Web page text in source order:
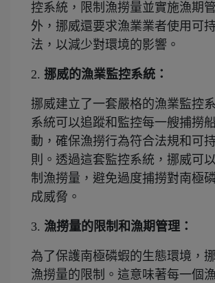
控系統，限制漁撈量並實施漁期
外，挪威還要求漁業業者使用可
法，以減少對環境的影響。
2. 挪威的漁業監控系統：
挪威建立了一套嚴格的漁業監控
系統可以追蹤和監控每一艘捕撈
動，確保漁撈行為符合法規和可
則。透過這套監控系統，挪威可
制漁撈量，避免過度捕撈對南極
成威脅。
3. 漁撈量的限制和漁期管理：
為了保護南極磷蝦的生態環境，
漁撈量的限制。這意味著每一個